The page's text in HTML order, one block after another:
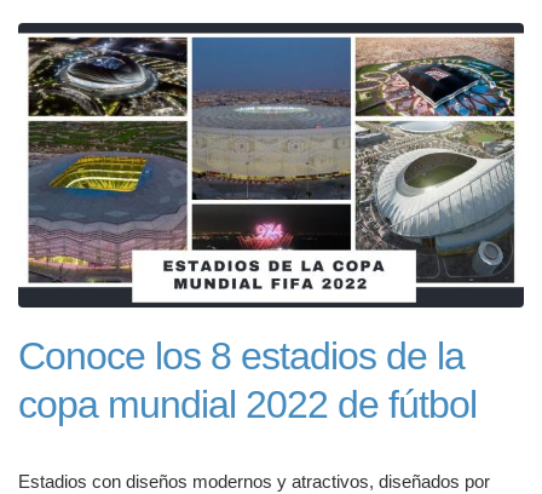
Conoce los 8 estadios de la
copa mundial 2022 de fútbol
Estadios con diseños modernos y atractivos, diseñados por